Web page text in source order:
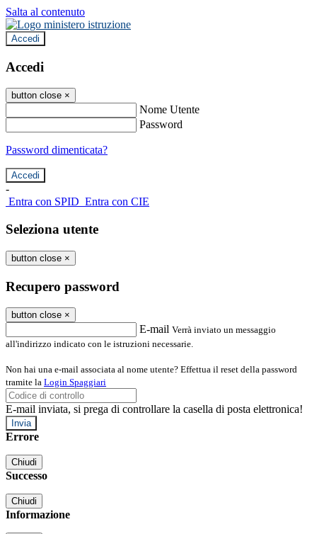
Salta al contenuto
Accedi
Accedi
button close ×
Nome Utente
Password
Password dimenticata?
-
Entra con SPID Entra con CIE
Seleziona utente
button close ×
Recupero password
button close ×
E-mail Verrà inviato un messaggio
all'indirizzo indicato con le istruzioni necessarie.
Non hai una e-mail associata al nome utente? Effettua il reset della password
tramite la Login Spaggiari
E-mail inviata, si prega di controllare la casella di posta elettronica!
Errore
Chiudi
Successo
Chiudi
Informazione